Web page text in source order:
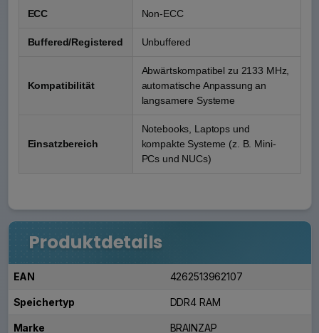
ECC Non-ECC
Buffered/Registered Unbuffered
Kompatibilität
Abwärtskompatibel zu 2133 MHz,
automatische Anpassung an
langsamere Systeme
Einsatzbereich
Notebooks, Laptops und
kompakte Systeme (z. B. Mini-
PCs und NUCs)
Produktdetails
EAN 4262513962107
Speichertyp DDR4 RAM
Marke BRAINZAP